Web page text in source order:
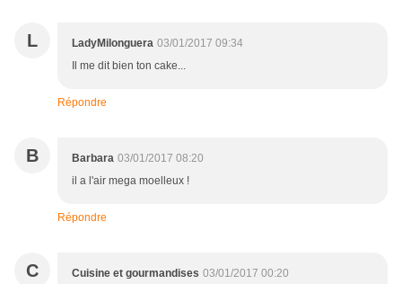
L LadyMilonguera 03/01/2017 09:34
Il me dit bien ton cake...
Répondre
B Barbara 03/01/2017 08:20
il a l'air mega moelleux !
Répondre
C Cuisine et gourmandises 03/01/2017 00:20